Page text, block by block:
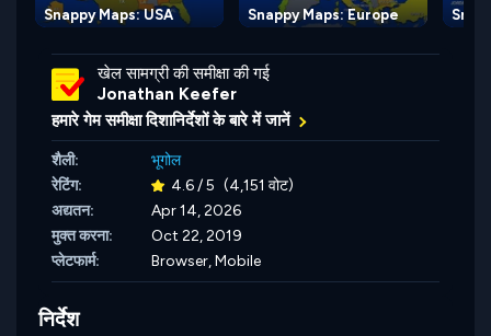
Snappy Maps: USA Snappy Maps: Europe
खेल सामग्री की समीक्षा की गई
Jonathan Keefer
हमारे गेम समीक्षा दिशानिर्देशों के बारे में जानें
शैली:
भूगोल
रेटिंग:
4.6 / 5 (4,151 वोट)
अद्यतन:
Apr 14, 2026
मुक्त करना:
Oct 22, 2019
प्लेटफार्म:
Browser, Mobile
निर्देश